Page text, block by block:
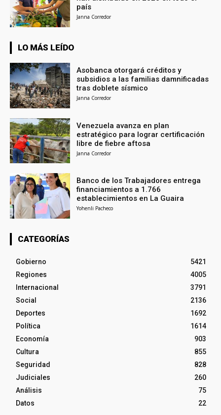
país
Janna Corredor
LO MÁS LEÍDO
Asobanca otorgará créditos y
subsidios a las familias damnificadas
tras doblete sísmico
Janna Corredor
Venezuela avanza en plan
estratégico para lograr certificación
libre de fiebre aftosa
Janna Corredor
Banco de los Trabajadores entrega
financiamientos a 1.766
establecimientos en La Guaira
Yohenli Pacheco
CATEGORÍAS
Gobierno
5421
Regiones
4005
Internacional
3791
Social
2136
Deportes
1692
Política
1614
Economía
903
Cultura
855
Seguridad
828
Judiciales
260
Análisis
75
Datos
22